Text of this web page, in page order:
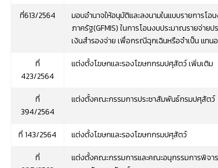
ที่613/2564
มอบอำนาจให้อนุมัติและลงนามในแบบรายการโ
ภาครัฐ(GFMIS) ในการโอนงบประมาณรายจ่าย
เงินสำรองจ่าย เพื่อกรณีฉุกเฉินหรือจำเป็น แท
ที่
423/2564
แต่งตั้งโฆษกและรองโฆษกกรมปศุสัตว์ เพิ่มเติม
ที่
394/2564
แต่งตั้งคณะกรรมการประชาสัมพันธ์กรมปศุสัตว์
ที่ 143/2564
แต่งตั้งโฆษกและรองโฆษกกรมปศุสัตว์
ที่
แต่งตั้งคณะกรรมการและคณะอนุกรรมการพิจ